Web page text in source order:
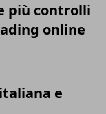
più controlli
online
e